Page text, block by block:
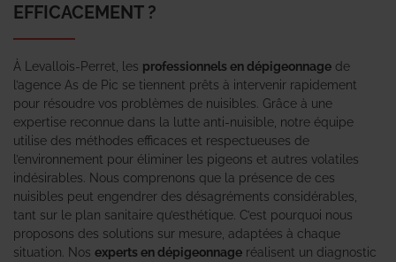
EFFICACEMENT ?
À Levallois-Perret, les professionnels en dépigeonnage de
l’agence As de Pic se tiennent prêts à intervenir rapidement
pour résoudre vos problèmes de nuisibles. Grâce à une
expertise reconnue dans la lutte anti-nuisible, notre équipe
utilise des méthodes efficaces et respectueuses de
l’environnement pour éliminer les pigeons et autres volatiles
indésirables. Nous comprenons que la présence de ces
nuisibles peut engendrer des désagréments considérables,
tant sur le plan sanitaire qu’esthétique. C’est pourquoi nous
proposons des solutions sur mesure, adaptées à chaque
situation. Nos experts en dépigeonnage réalisent un diagnostic